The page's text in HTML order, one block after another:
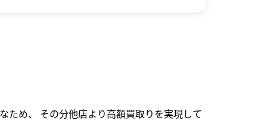
ため、 その分他店より高額買取りを実現して